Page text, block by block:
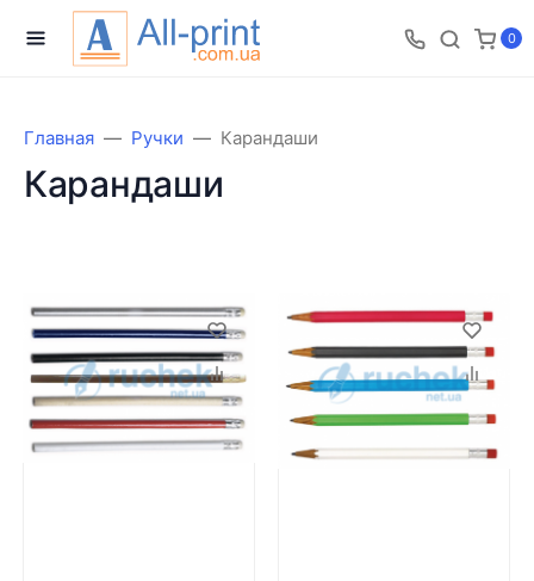
0
Главная Ручки Карандаши
Карандаши